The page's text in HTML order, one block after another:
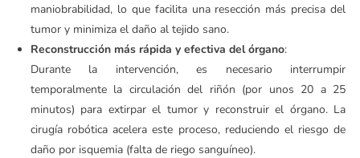
maniobrabilidad, lo que facilita una resección más precisa del
tumor y minimiza el daño al tejido sano.
Reconstrucción más rápida y efectiva del órgano:
Durante la intervención, es necesario interrumpir
temporalmente la circulación del riñón (por unos 20 a 25
minutos) para extirpar el tumor y reconstruir el órgano. La
cirugía robótica acelera este proceso, reduciendo el riesgo de
daño por isquemia (falta de riego sanguíneo).